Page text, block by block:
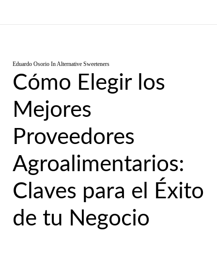
Eduardo Osorio InAlternative Sweeteners
Cómo Elegir los
Mejores
Proveedores
Agroalimentarios:
Claves para el Éxito
de tu Negocio